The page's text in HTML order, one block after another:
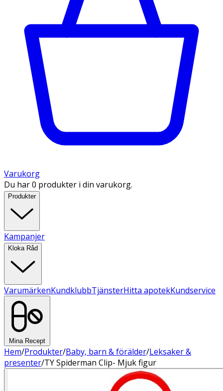
Varukorg
Du har 0 produkter i din varukorg.
Produkter
Kampanjer
Kloka Råd
VarumärkenKundklubbTjänsterHitta apotekKundservice
Mina Recept
Hem/Produkter/Baby, barn & förälder/Leksaker &
presenter/TY Spiderman Clip- Mjuk figur